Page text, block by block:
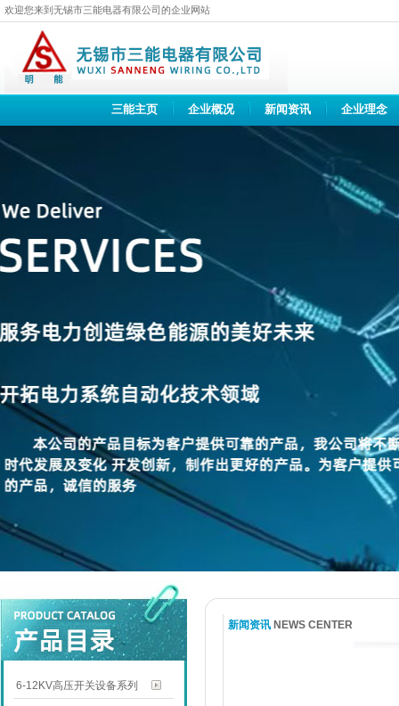
欢迎您来到无锡市三能电器有限公司的企业网站
三能主页 企业概况 新闻资讯 企业理念
6-12KV高压开关设备系列
新闻资讯 NEWS CENTER